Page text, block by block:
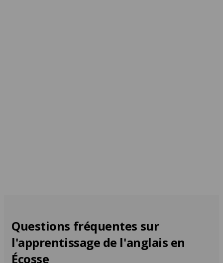
Questions fréquentes sur
l'apprentissage de l'anglais en
Écosse